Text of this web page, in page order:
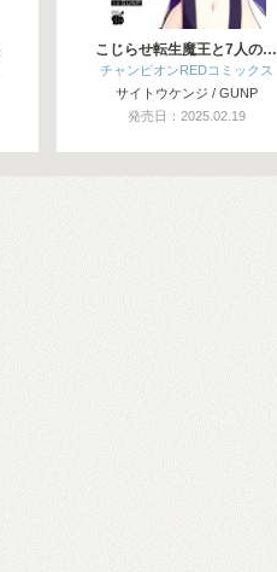
こじらせ転生魔王と7人の…
チャンピオンREDコミックス
サイトウケンジ / GUNP
発売日：2025.02.19